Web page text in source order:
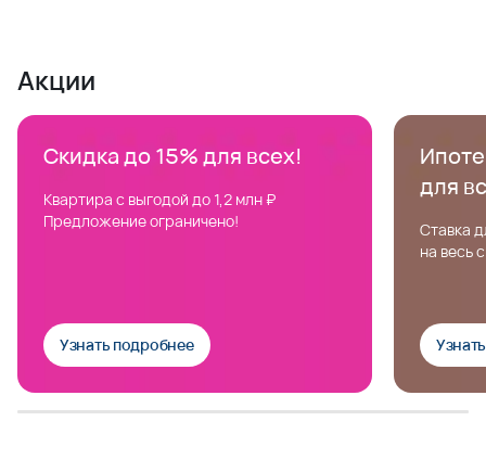
Акции
Скидка до 15% для всех!
Квартира с выгодой до 1,2 млн ₽
Предложение ограничено!
Узнать подробнее
для
Ставка
на весь